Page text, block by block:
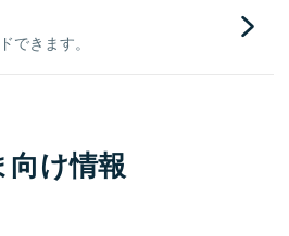
できます。
け情報